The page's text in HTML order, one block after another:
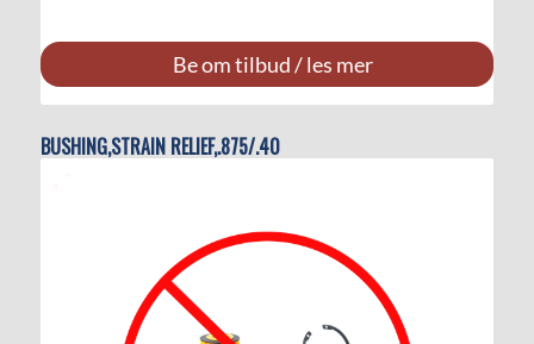
Be om tilbud / les mer
BUSHING,STRAIN RELIEF,.875/.40